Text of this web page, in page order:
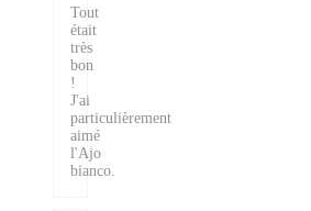
Tout
était
très
bon
!
J'ai
particulièrement
aimé
l'Ajo
bianco.